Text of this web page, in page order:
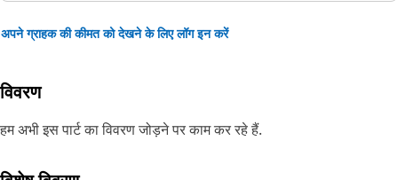
अपने ग्राहक की कीमत को देखने के लिए लॉग इन करें
विवरण
हम अभी इस पार्ट का विवरण जोड़ने पर काम कर रहे हैं.